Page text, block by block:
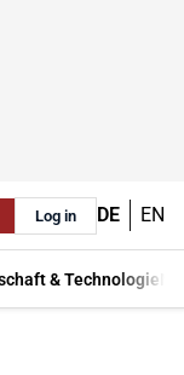
Log in DE EN
& Technologie